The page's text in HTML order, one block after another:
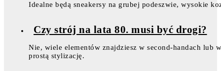
Idealne będą sneakersy na grubej podeszwie, wysokie
Czy strój na lata 80. musi być drogi?
Nie, wiele elementów znajdziesz w second-handach lub
prostą stylizację.